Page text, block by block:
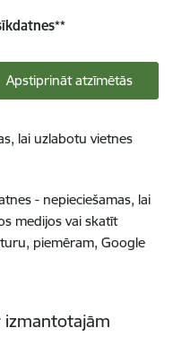
**
Apstiprināt atzīmētās
lai uzlabotu vietnes
- nepieciešamas, lai
medijos vai skatīt
piemēram, Google